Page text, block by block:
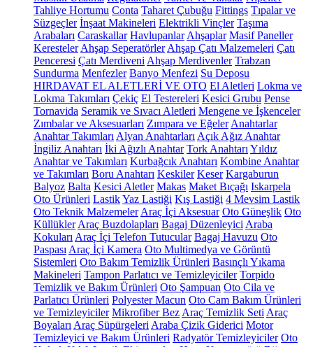
Tahliye Hortumu Conta Taharet Çubuğu Fittings Tıpalar ve
Süzgeçler İnşaat Makineleri Elektrikli Vinçler Taşıma
Arabaları Caraskallar Havlupanlar Ahşaplar Masif Paneller
Keresteler Ahşap Seperatörler Ahşap Çatı Malzemeleri Çatı
Penceresi Çatı Merdiveni Ahşap Merdivenler Trabzan
Sundurma Menfezler Banyo Menfezi Su Deposu
HIRDAVAT EL ALETLERİ VE OTO El Aletleri Lokma ve
Lokma Takımları Çekiç El Testereleri Kesici Grubu Pense
Tornavida Seramik ve Sıvacı Aletleri Mengene ve İşkenceler
Zımbalar ve Aksesuarları Zımpara ve Eğeler Anahtarlar
Anahtar Takımları Alyan Anahtarları Açık Ağız Anahtar
İngiliz Anahtarı İki Ağızlı Anahtar Tork Anahtarı Yıldız
Anahtar ve Takımları Kurbağcık Anahtarı Kombine Anahtar
ve Takımları Boru Anahtarı Keskiler Keser Kargaburun
Balyoz Balta Kesici Aletler Makas Maket Bıçağı Iskarpela
Oto Ürünleri LastikYaz Lastiği Kış Lastiği 4 Mevsim Lastik
Oto Teknik Malzemeler Araç İçi Aksesuar Oto Güneşlik Oto
Küllükler Araç Buzdolapları Bagaj Düzenleyici Araba
Kokuları Araç İçi Telefon Tutucular Bagaj Havuzu Oto
Paspası Araç İçi Kamera Oto Multimedya ve Görüntü
Sistemleri Oto Bakım Temizlik Ürünleri Basınçlı Yıkama
Makineleri Tampon Parlatıcı ve Temizleyiciler Torpido
Temizlik ve Bakım Ürünleri Oto Şampuan Oto Cila ve
Parlatıcı Ürünleri Polyester Macun Oto Cam Bakım Ürünleri
ve Temizleyiciler Mikrofiber Bez Araç Temizlik Seti Araç
Boyaları Araç Süpürgeleri Araba Çizik Giderici Motor
Temizleyici ve Bakım Ürünleri Radyatör Temizleyiciler Oto